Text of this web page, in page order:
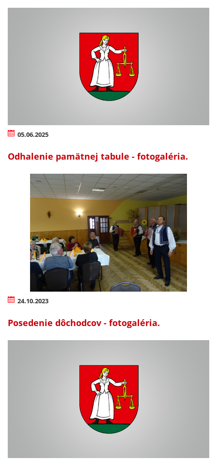
05.06.2025
Odhalenie pamätnej tabule - fotogaléria.
24.10.2023
Posedenie dôchodcov - fotogaléria.